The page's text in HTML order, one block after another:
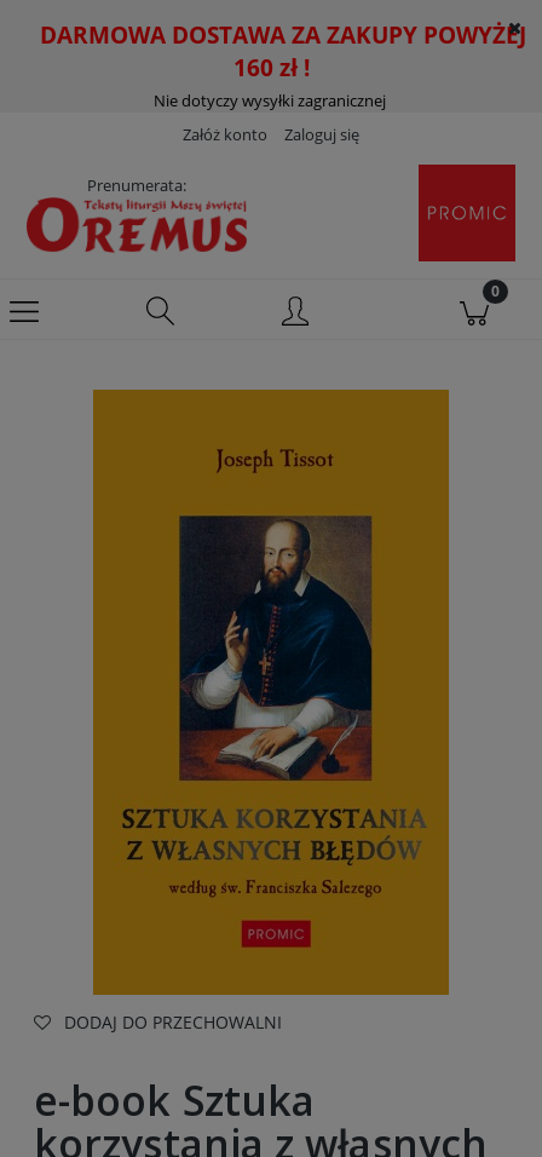
DARMOWA DOSTAWA ZA ZAKUPY POWYŻEJ
160 zł !
Nie dotyczy wysyłki zagranicznej
Załóż konto
Zaloguj się
Prenumerata:
DODAJ DO PRZECHOWALNI
e-book Sztuka
korzystania z własnych